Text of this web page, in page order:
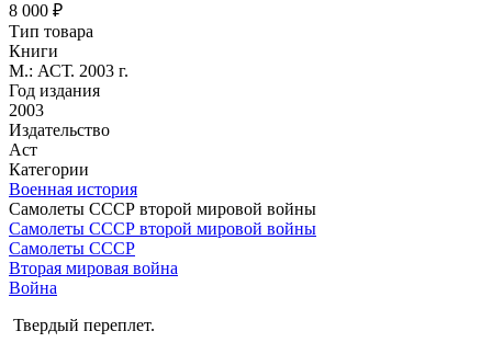
8 000 ₽
Тип товара
Книги
М.: АСТ. 2003 г.
Год издания
2003
Издательство
Аст
Категории
Военная история
Самолеты СССР второй мировой войны
Самолеты СССР второй мировой войны
Самолеты СССР
Вторая мировая война
Война
Твердый переплет.